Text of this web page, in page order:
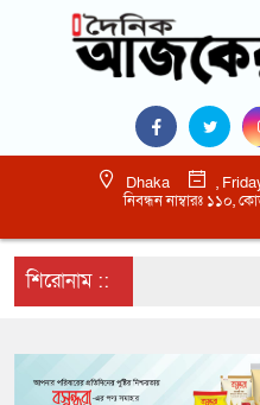
Dhaka
,
নিবন্ধন নাম্বারঃ ১১০,
শিরোনাম ::